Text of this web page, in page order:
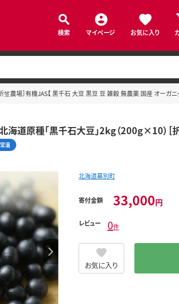
検索 マイページ お気に入り
農場］有機JAS【 黒千石 大豆 黒豆 豆 雑穀 無農薬 国産 オーガニ
道原種「黒千石大豆」2kg（200g×10）［
常温
北海道幕別町
寄付金額 33,000円
レビュー 0件
お気に入り